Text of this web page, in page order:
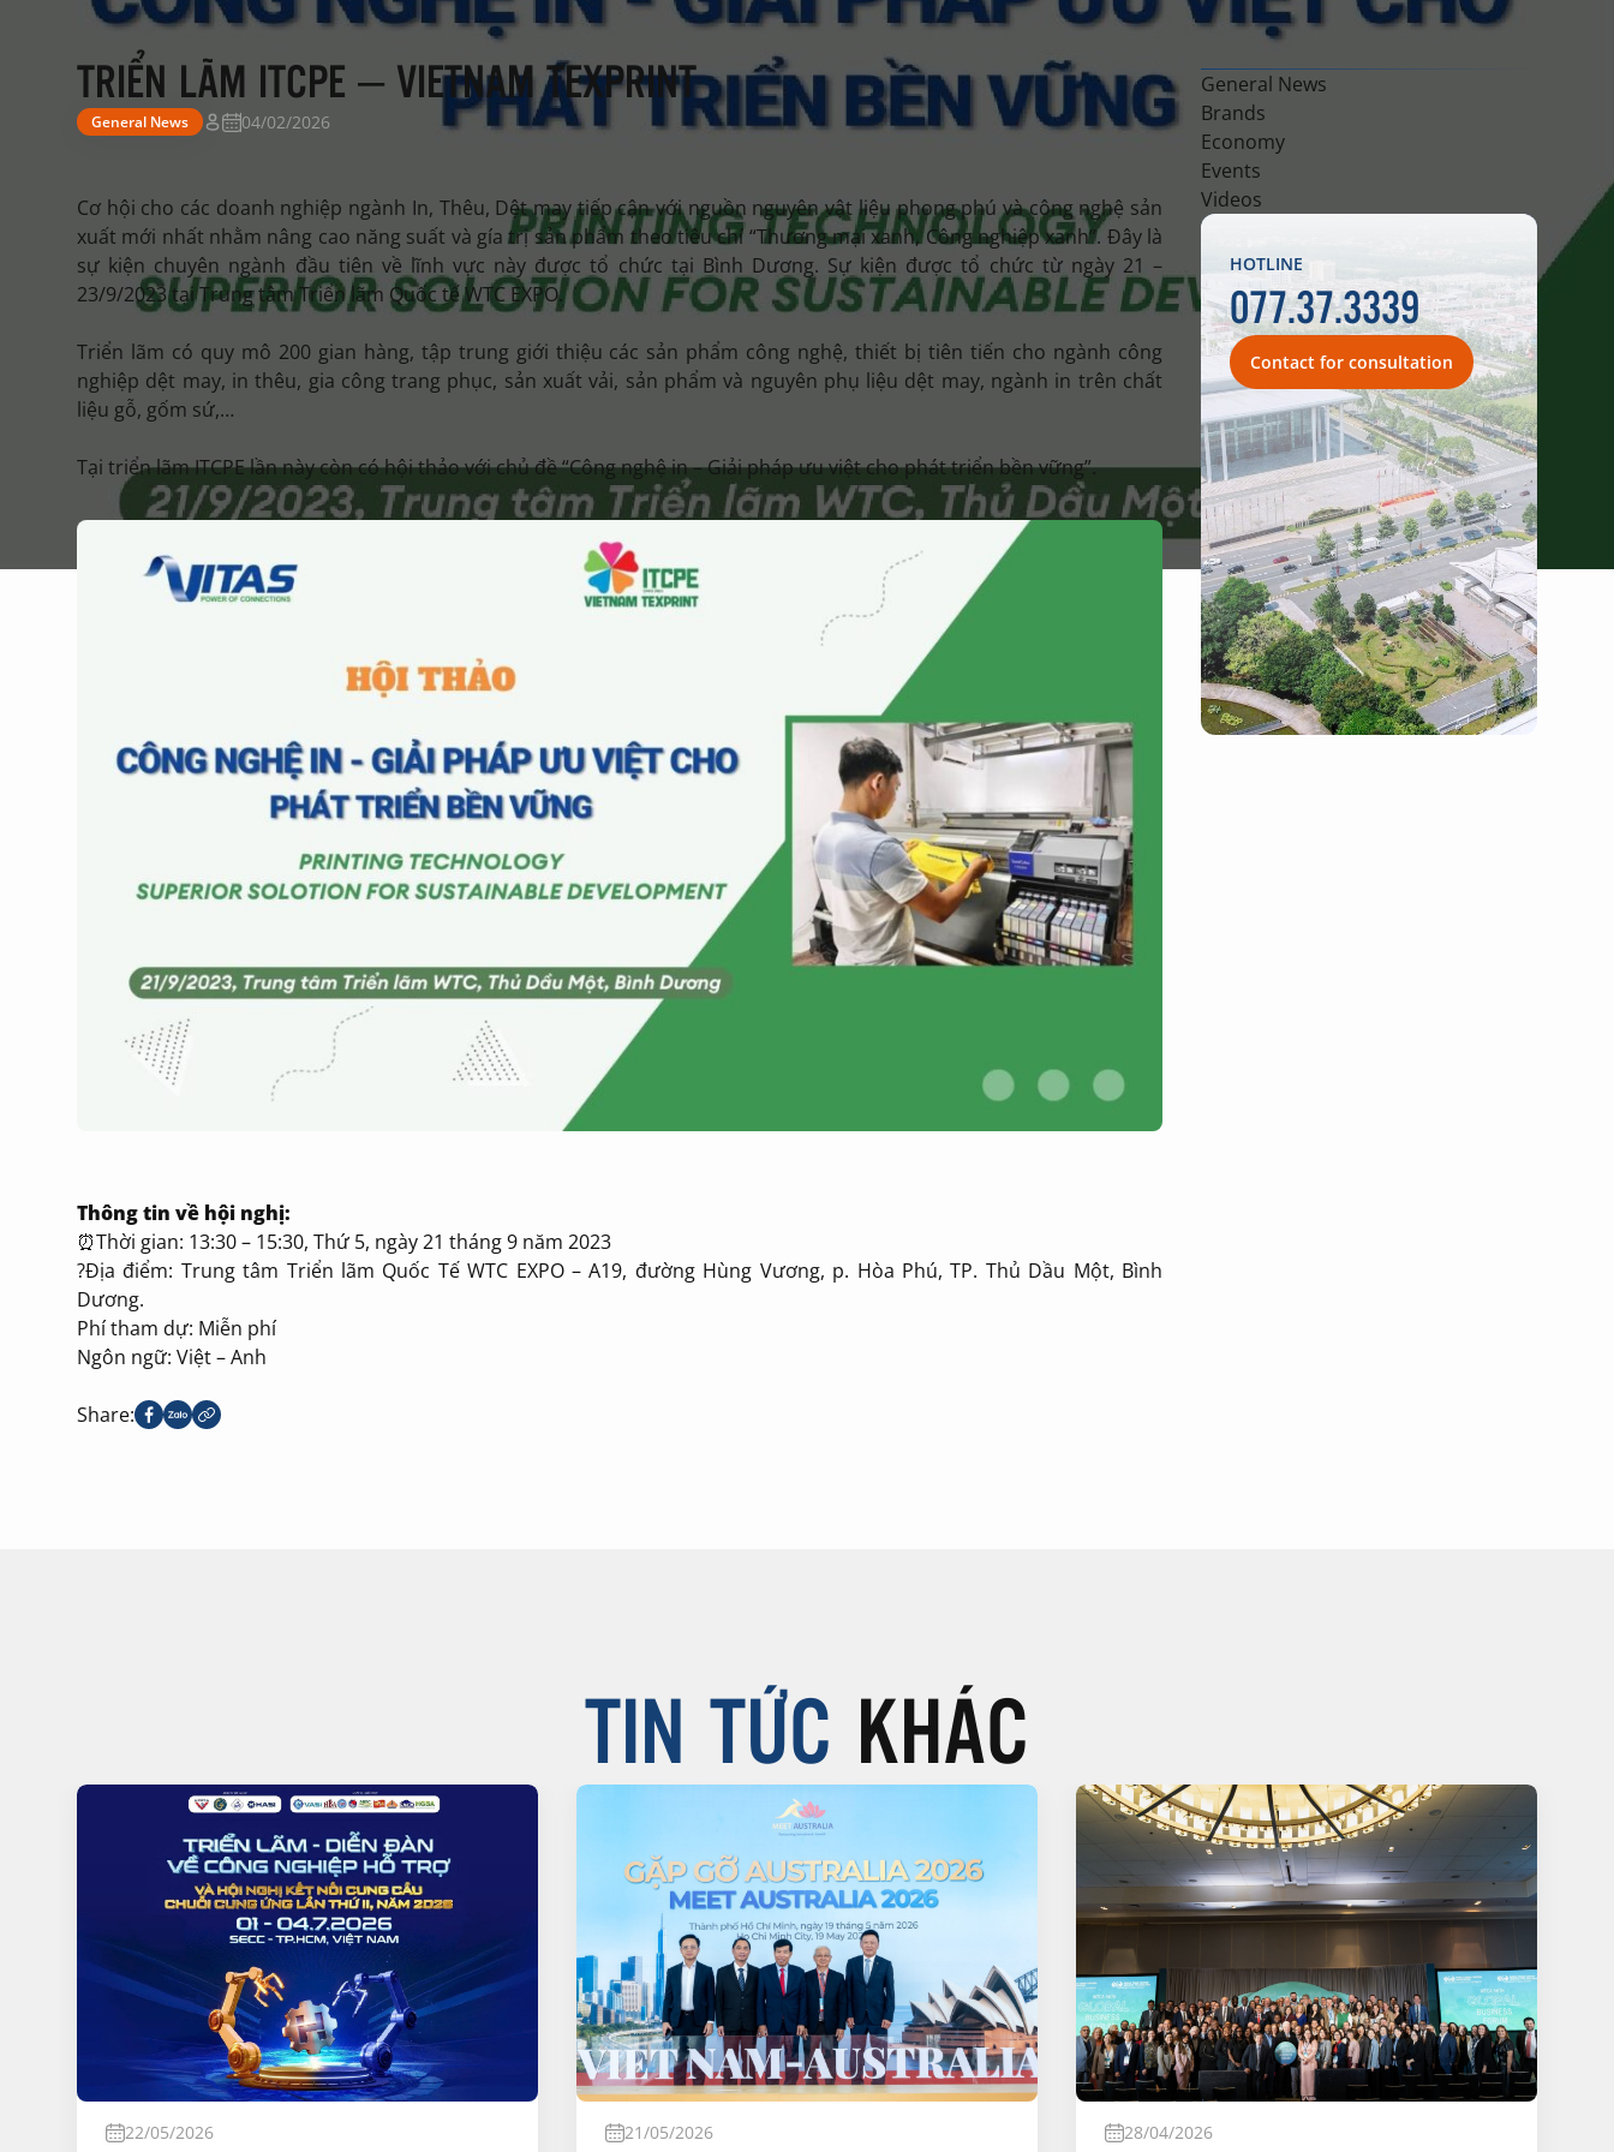
TRIỂN LÃM ITCPE – VIETNAM TEXPRINT
General News 04/02/2026
Cơ hội cho các doanh nghiệp ngành In, Thêu, Dệt may tiếp cận với nguồn nguyên vật liệu phong phú và công nghệ sản
xuất mới nhất nhằm nâng cao năng suất và gía trị sản phẩm theo tiêu chí “Thương mại xanh, Công nghiệp xanh”. Đây là
sự kiện chuyên ngành đầu tiên về lĩnh vực này được tổ chức tại Bình Dương. Sự kiện được tổ chức từ ngày 21 –
23/9/2023 tại Trung tâm Triển lãm Quốc tế WTC EXPO.
Triển lãm có quy mô 200 gian hàng, tập trung giới thiệu các sản phẩm công nghệ, thiết bị tiên tiến cho ngành công
nghiệp dệt may, in thêu, gia công trang phục, sản xuất vải, sản phẩm và nguyên phụ liệu dệt may, ngành in trên chất
liệu gỗ, gốm sứ,…
Tại triển lãm ITCPE lần này còn có hội thảo với chủ đề “Công nghệ in – Giải pháp ưu việt cho phát triển bền vững”.
Thông tin về hội nghị:
⏰Thời gian: 13:30 – 15:30, Thứ 5, ngày 21 tháng 9 năm 2023
?Địa điểm: Trung tâm Triển lãm Quốc Tế WTC EXPO – A19, đường Hùng Vương, p. Hòa Phú, TP. Thủ Dầu Một, Bình
Dương.
Phí tham dự: Miễn phí
Ngôn ngữ: Việt – Anh
Share:
General News
Brands
Economy
Events
Videos
HOTLINE
077.37.3339
Contact for consultation
TIN TỨC KHÁC
22/05/2026 21/05/2026 28/04/2026